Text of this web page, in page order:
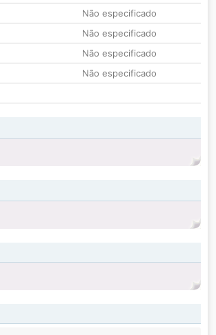
Não especificado
Não especificado
Não especificado
Não especificado